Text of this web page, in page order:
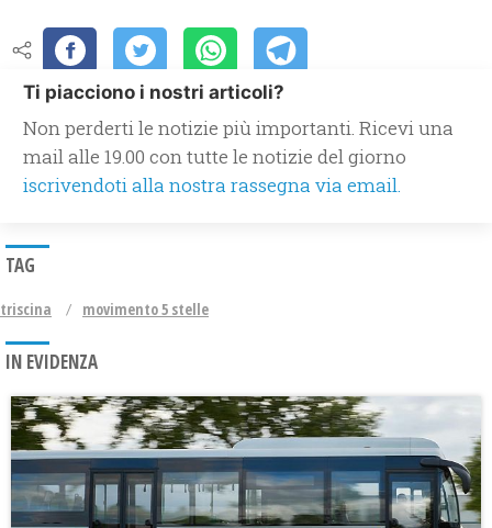
Ti piacciono i nostri articoli?
Non perderti le notizie più importanti. Ricevi una
mail alle 19.00 con tutte le notizie del giorno
iscrivendoti alla nostra rassegna via email.
TAG
triscina movimento 5 stelle
IN EVIDENZA